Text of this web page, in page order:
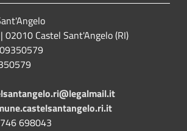
02010 Castel Sant'Angelo (RI)
698043